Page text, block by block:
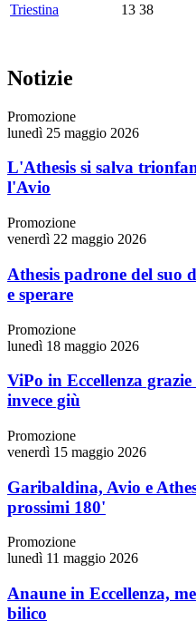
Triestina
13 38
Notizie
Promozione
lunedì 25 maggio 2026
L'Athesis si salva
l'Avio
Promozione
venerdì 22 maggio 2026
Athesis padrone del suo
e sperare
Promozione
lunedì 18 maggio 2026
ViPo in Eccellenza
invece giù
Promozione
venerdì 15 maggio 2026
Garibaldina, Avio e
prossimi 180'
Promozione
lunedì 11 maggio 2026
Anaune in Eccellenza,
bilico